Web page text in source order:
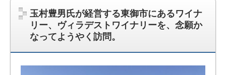
ガレ
ージ
ハウ
ス・
小田
急相
玉村豊男氏が経営する東御市にあるワイナ
リー、ヴィラデストワイナリーを、念願か
なってようやく訪問。